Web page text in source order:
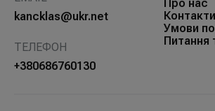
kancklas@ukr.net
ТЕЛЕФОН
+380686760130
Про нас
Контакти
Умови
Питання